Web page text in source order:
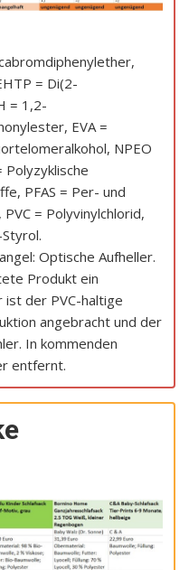
= Di(2-
= 1,2-
EVA =
NPEO
Polyzyklische
PFAS = Per- und
= Polyvinylchlorid,
Optische Aufheller.
Produkt ein
ist der PVC-haltige
angebracht und der
In kommenden
entfernt.